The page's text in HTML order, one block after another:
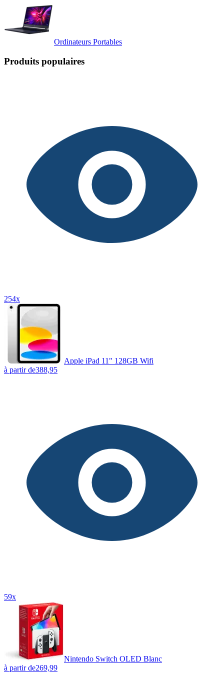
Ordinateurs Portables
Produits populaires
254x
Apple iPad 11" 128GB Wifi
à partir de388,95
59x
Nintendo Switch OLED Blanc
à partir de269,99